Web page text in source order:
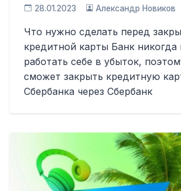
28.01.2023 Александр Новиков
Что нужно сделать перед
кредитной карты Банк никогда
работать себе в убыток,
сможет закрыть кредитную
Сбербанка через Сбербанк